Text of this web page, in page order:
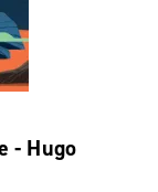
- Hugo